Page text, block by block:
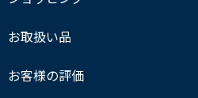
お取扱い品
お客様の評価